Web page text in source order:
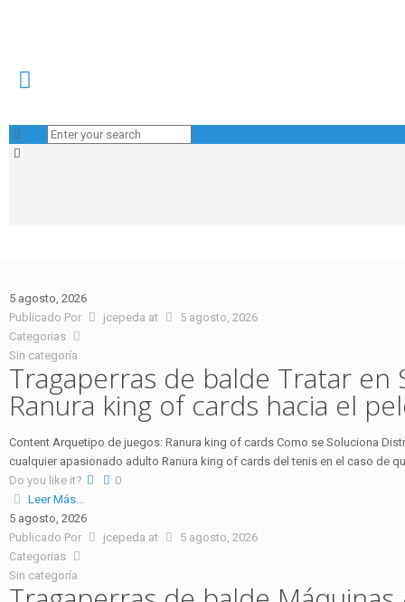
5 agosto, 2026
Publicado Por
jcepeda at
5 agosto, 2026
Categorias
Sin categoría
Tragaperras de balde Tratar
Ranura king of cards hacia el
Content Arquetipo de juegos: Ranura king of cards Como se Soluciona
cualquier apasionado adulto Ranura king of cards del tenis en el caso de
Do you like it?
0
Leer Más...
5 agosto, 2026
Publicado Por
jcepeda at
5 agosto, 2026
Categorias
Sin categoría